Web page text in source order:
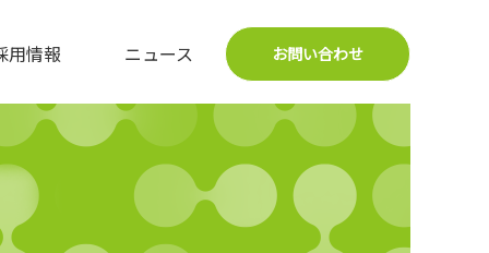
用情報 ニュース お問い合わせ